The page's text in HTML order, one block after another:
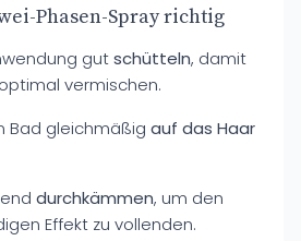
Phasen-Spray richtig
gutschütteln, damit
vermischen.
Bad gleichmäßig auf das Haar
durchkämmen, um den
Effekt zu vollenden.